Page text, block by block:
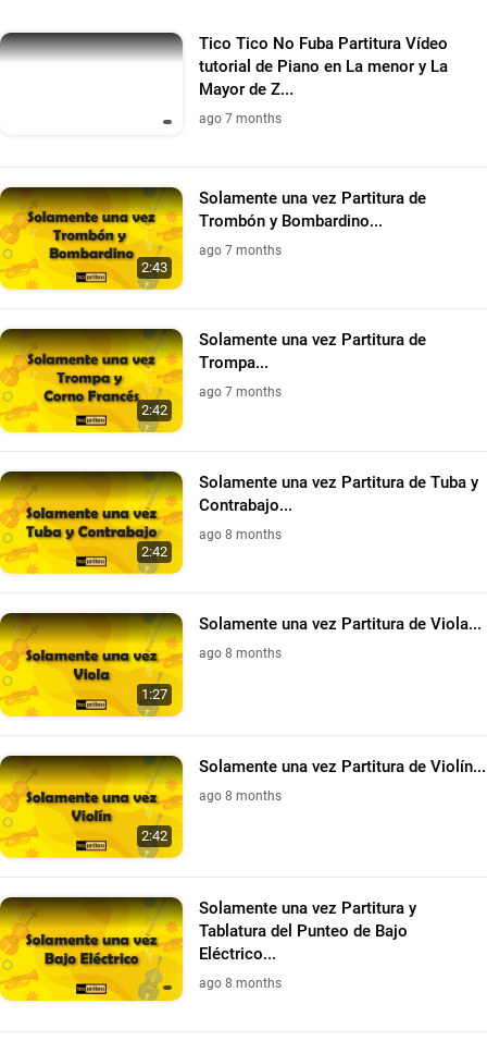
Tico Tico No Fuba Partitura Vídeo
tutorial de Piano en La menor y La
Mayor de Z...
ago 7 months
2:43
Solamente una vez Partitura de
Trombón y Bombardino...
ago 7 months
2:42
Solamente una vez Partitura de
Trompa...
ago 7 months
2:42
Solamente una vez Partitura de Tuba y
Contrabajo...
ago 8 months
1:27
Solamente una vez Partitura de Viola...
ago 8 months
2:42
Solamente una vez Partitura de Violín...
ago 8 months
Solamente una vez Partitura y
Tablatura del Punteo de Bajo
Eléctrico...
ago 8 months